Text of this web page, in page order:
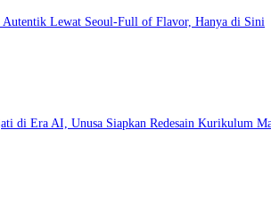
Autentik Lewat Seoul-Full of Flavor, Hanya di Sini
di Era AI, Unusa Siapkan Redesain Kurikulum